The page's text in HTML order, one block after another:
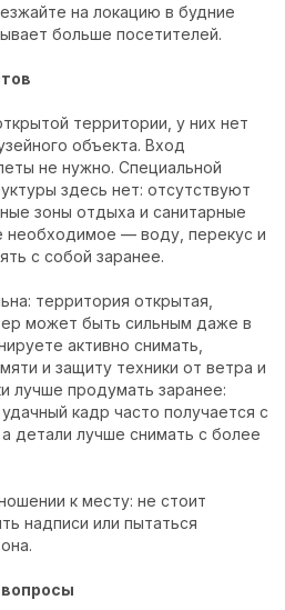
на локацию в будние
больше посетителей.
территории, у них нет
объекта. Вход
не нужно. Специальной
здесь нет: отсутствуют
зоны отдыха и санитарные
необходимое — воду, перекус и
с собой заранее.
территория открытая,
может быть сильным даже в
активно снимать,
и защиту техники от ветра и
лучше продумать заранее:
кадр часто получается с
детали лучше снимать с более
к месту: не стоит
надписи или пытаться